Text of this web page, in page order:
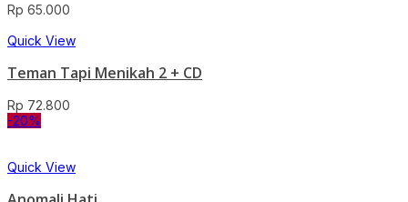
Rp 65.000
Quick View
Teman Tapi Menikah 2 + CD
Rp 72.800
-20%
Quick View